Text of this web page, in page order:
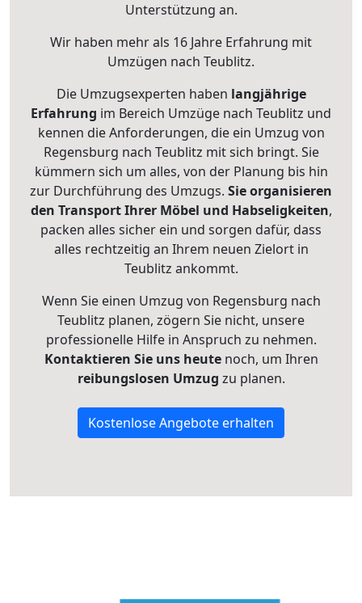
Unterstützung an.
Wir haben mehr als 16 Jahre Erfahrung mit
Umzügen nach Teublitz.
Die Umzugsexperten haben langjährige
Erfahrung im Bereich Umzüge nach Teublitz und
kennen die Anforderungen, die ein Umzug von
Regensburg nach Teublitz mit sich bringt. Sie
kümmern sich um alles, von der Planung bis hin
zur Durchführung des Umzugs. Sie organisieren
den Transport Ihrer Möbel und Habseligkeiten,
packen alles sicher ein und sorgen dafür, dass
alles rechtzeitig an Ihrem neuen Zielort in
Teublitz ankommt.
Wenn Sie einen Umzug von Regensburg nach
Teublitz planen, zögern Sie nicht, unsere
professionelle Hilfe in Anspruch zu nehmen.
Kontaktieren Sie uns heutenoch, um Ihren
reibungslosen Umzug zu planen.
Kostenlose Angebote erhalten